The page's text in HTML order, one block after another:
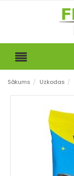
Sākums / Uzkodas /